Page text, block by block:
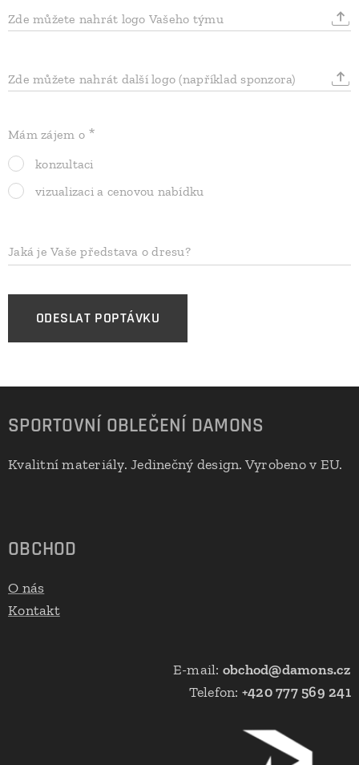
Zde můžete nahrát logo Vašeho týmu
Zde můžete nahrát další logo (například sponzora)
Mám zájem o
konzultaci
vizualizaci a cenovou nabídku
Jaká je Vaše představa o dresu?
ODESLAT POPTÁVKU
SPORTOVNÍ OBLEČENÍ DAMONS
Kvalitní materiály. Jedinečný design. Vyrobeno v EU.
OBCHOD
O nás
Kontakt
E-mail: obchod@damons.cz
Telefon: +420 777 569 241